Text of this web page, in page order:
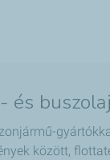
és
között,